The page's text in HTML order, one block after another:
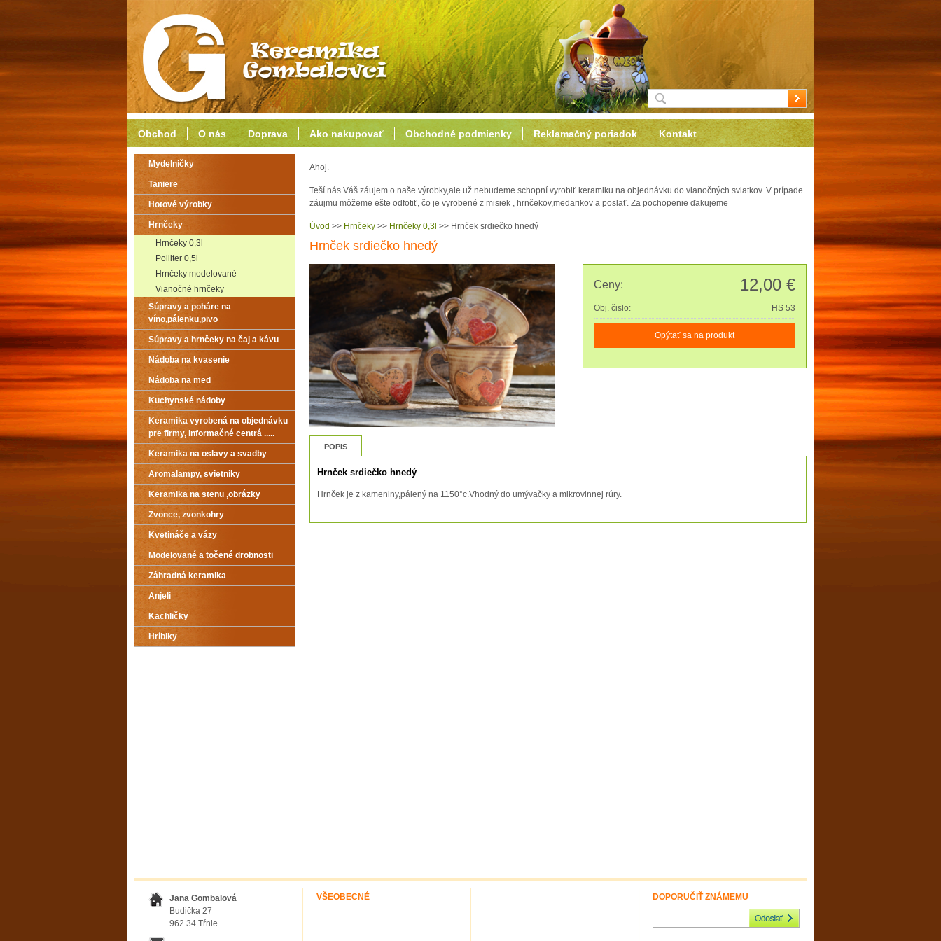
Ahoj.
Teší nás Váš záujem o naše výrobky,ale už nebudeme schopní vyrobiť keramiku na objednávku do vianočných sviatkov. V prípade
záujmu môžeme ešte odfotiť, čo je vyrobené z misiek , hrnčekov,medarikov a poslať. Za pochopenie ďakujeme
Úvod >> Hrnčeky >> Hrnčeky 0,3l >> Hrnček srdiečko hnedý
Hrnček srdiečko hnedý
Ceny: 12,00 €
Obj. čislo: HS 53
Opýtať sa na produkt
POPIS
Hrnček srdiečko hnedý
Hrnček je z kameniny,pálený na 1150°c.Vhodný do umývačky a mikrovlnnej rúry.
Mydelničky
Taniere
Hotové výrobky
Hrnčeky
Hrnčeky 0,3l
Polliter 0,5l
Hrnčeky modelované
Vianočné hrnčeky
Súpravy a poháre na
víno,pálenku,pivo
Súpravy a hrnčeky na čaj a kávu
Nádoba na kvasenie
Nádoba na med
Kuchynské nádoby
Keramika vyrobená na objednávku
pre firmy, informačné centrá .....
Keramika na oslavy a svadby
Aromalampy, svietniky
Keramika na stenu ,obrázky
Zvonce, zvonkohry
Kvetináče a vázy
Modelované a točené drobnosti
Záhradná keramika
Anjeli
Kachličky
Hríbiky
Jana Gombalová
Budička 27
962 34 Tŕnie
VŠEOBECNÉ DOPORUČIŤ ZNÁMEMU
Obchod O nás Doprava Ako nakupovať Obchodné podmienky Reklamačný poriadok Kontakt